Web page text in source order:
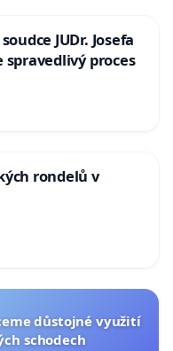
JUDr. Josefa
spravedlivý proces
rondelů v
důstojné využití
schodech